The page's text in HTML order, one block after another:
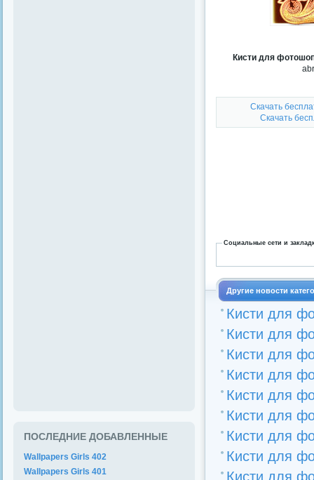
Кисти для
Скачать
Скачать
Социальные сети и
Другие новости
Кисти для
Кисти для
Кисти для
Кисти для
Кисти для
Кисти для
Кисти для
Кисти для
Кисти для
ПОСЛЕДНИЕ ДОБАВЛЕННЫЕ
Wallpapers Girls 402
Wallpapers Girls 401